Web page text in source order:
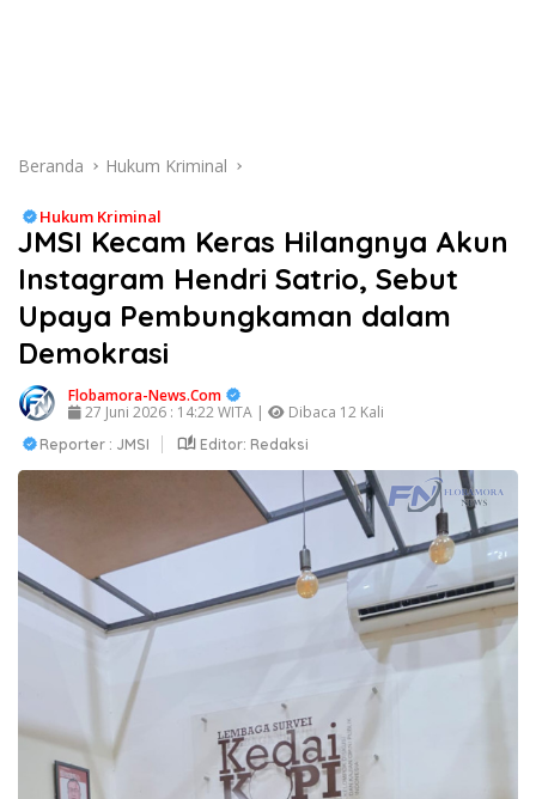
Beranda Hukum Kriminal
Hukum Kriminal
JMSI Kecam Keras Hilangnya Akun
Instagram Hendri Satrio, Sebut
Upaya Pembungkaman dalam
Demokrasi
Flobamora-News.Com
27 Juni 2026 : 14:22 WITA |
Dibaca 12 Kali
Reporter : JMSI Editor: Redaksi